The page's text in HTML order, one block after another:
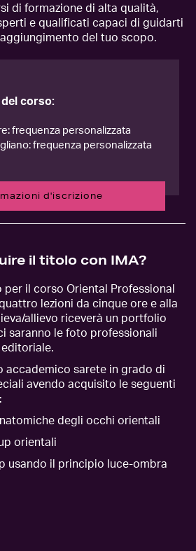
di formazione di alta qualità,
e qualificati capaci di guidarti
del tuo scopo.
del corso:
frequenza personalizzata
frequenza personalizzata
d'iscrizione
il titolo con IMA?
per il corso Oriental Professional
lezioni da cinque ore e alla
allievo riceverà un portfolio
saranno le foto professionali
accademico sarete in grado di
avendo acquisito le seguenti
degli occhi orientali
orientali
usando il principio luce-ombra